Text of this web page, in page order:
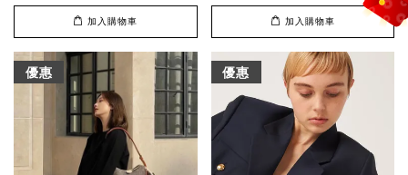
加入購物車 加入購物車
優惠 優惠